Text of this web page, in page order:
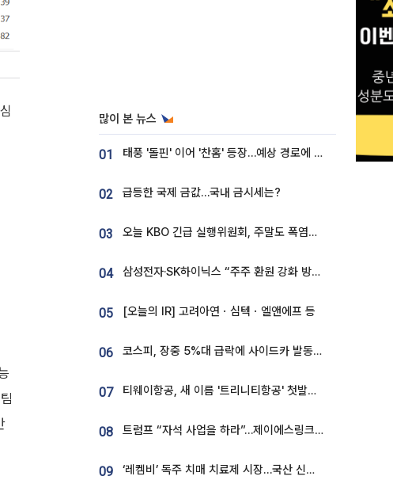
많이 본 뉴스
01 태풍 '돌핀' 이어 '찬홈' 등장…예상 경로에 한국 '한숨'
02 급등한 국제 금값…국내 금시세는?
03 오늘 KBO 긴급 실행위원회, 주말도 폭염취소 될까
04 삼성전자·SK하이닉스 “주주 환원 강화 방안 마련”
05 [오늘의 IR] 고려아연ㆍ심텍ㆍ엘앤에프 등
06 코스피, 장중 5%대 급락에 사이드카 발동…삼성·SK 동반 폭락
07 티웨이항공, 새 이름 '트리니티항공' 첫발…SSC 전략 본격화
08 트럼프 “자석 사업을 하라”…제이에스링크, 비중국 영구자석 공급망 구축 속도
09 ‘레켐비’ 독주 치매 치료제 시장…국산 신약 등장하나